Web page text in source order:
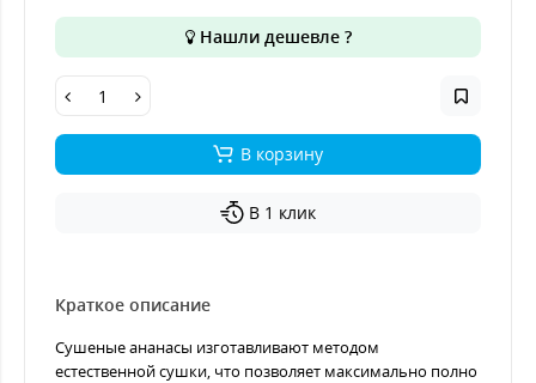
Нашли дешевле ?
В корзину
В 1 клик
Краткое описание
Сушеные ананасы изготавливают методом
естественной сушки, что позволяет максимально полно